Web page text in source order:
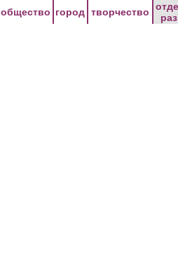
общество город творчество